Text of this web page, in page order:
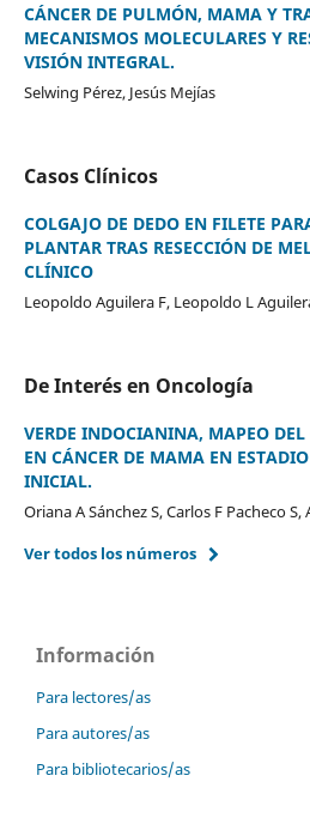
CÁNCER DE PULMÓN, MAMA Y
MECANISMOS MOLECULARES Y
VISIÓN INTEGRAL.
Selwing Pérez, Jesús Mejías
Casos Clínicos
COLGAJO DE DEDO EN FILETE
PLANTAR TRAS RESECCIÓN DE
CLÍNICO
Leopoldo Aguilera F, Leopoldo L
De Interés en Oncología
VERDE INDOCIANINA, MAPEO
EN CÁNCER DE MAMA EN
INICIAL.
Oriana A Sánchez S, Carlos F Pacheco
Ver todos los números
Información
Para lectores/as
Para autores/as
Para bibliotecarios/as